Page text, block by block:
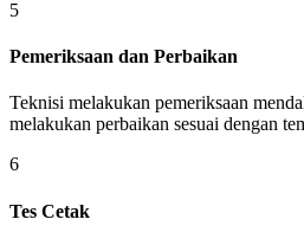
5
Pemeriksaan dan Perbaikan
Teknisi melakukan pemeriksaan
melakukan perbaikan sesuai dengan
6
Tes Cetak